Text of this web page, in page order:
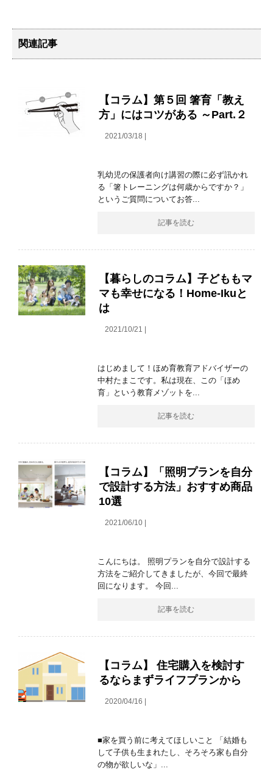
関連記事
【コラム】第５回 箸育「教え
方」にはコツがある ～Part.２
2021/03/18 |
乳幼児の保護者向け講習の際に必ず訊かれ
る「箸トレーニングは何歳からですか？」
というご質問についてお答...
記事を読む
【暮らしのコラム】子どももマ
マも幸せになる！Home-Ikuと
は
2021/10/21 |
はじめまして！ほめ育教育アドバイザーの
中村たまこです。私は現在、この「ほめ
育」という教育メゾットを...
記事を読む
【コラム】「照明プランを自分
で設計する方法」おすすめ商品
10選
2021/06/10 |
こんにちは。 照明プランを自分で設計する
方法をご紹介してきましたが、今回で最終
回になります。 今回...
記事を読む
【コラム】 住宅購入を検討す
るならまずライフプランから
2020/04/16 |
■家を買う前に考えてほしいこと 「結婚も
して子供も生まれたし、そろそろ家も自分
の物が欲しいな」...